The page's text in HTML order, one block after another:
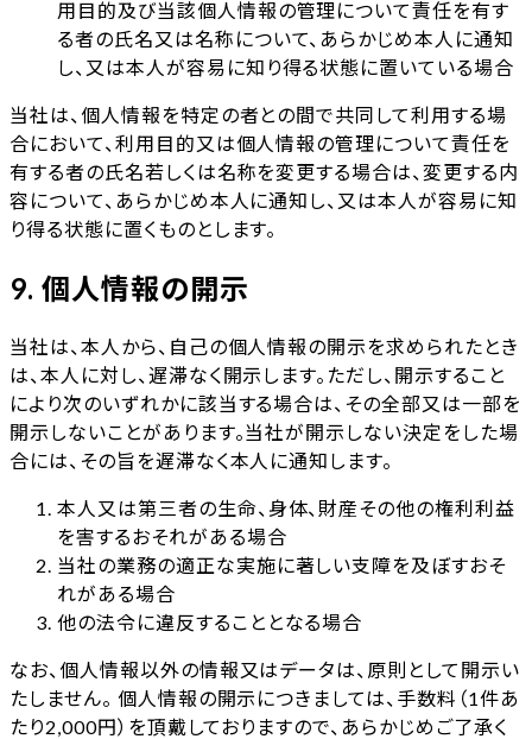
用目的及び当該個人情報の管理について責任を有す
る者の氏名又は名称について、あらかじめ本人に通知
し、又は本人が容易に知り得る状態に置いている場合
当社は、個人情報を特定の者との間で共同して利用する場
合において、利用目的又は個人情報の管理について責任を
有する者の氏名若しくは名称を変更する場合は、変更する内
容について、あらかじめ本人に通知し、又は本人が容易に知
り得る状態に置くものとします。
9. 個人情報の開示
当社は、本人から、自己の個人情報の開示を求められたとき
は、本人に対し、遅滞なく開示します。ただし、開示すること
により次のいずれかに該当する場合は、その全部又は一部を
開示しないことがあります。当社が開示しない決定をした場
合には、その旨を遅滞なく本人に通知します。
本人又は第三者の生命、身体、財産その他の権利利益
を害するおそれがある場合
当社の業務の適正な実施に著しい支障を及ぼすおそ
れがある場合
他の法令に違反することとなる場合
なお、個人情報以外の情報又はデータは、原則として開示い
たしません。 個人情報の開示につきましては、手数料（1件あ
たり2,000円）を頂戴しておりますので、あらかじめご了承く